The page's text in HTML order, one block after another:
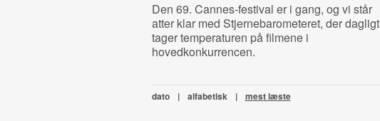
Den 69. Cannes-festival er i gang, og vi står
atter klar med Stjernebarometeret, der dagligt
tager temperaturen på filmene i
hovedkonkurrencen.
dato | alfabetisk | mest læste